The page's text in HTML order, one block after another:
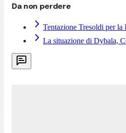
Da non perdere
Tentazione Tresoldi per la
La situazione di Dybala,